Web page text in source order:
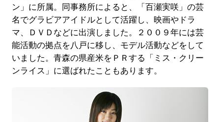
ン」に所属。同事務所によると、「百瀬実咲」の芸
名でグラビアアイドルとして活躍し、映画やドラ
マ、ＤＶＤなどに出演しました。２００９年には芸
能活動の拠点を八戸に移し、モデル活動などをして
いました。青森の県産米をＰＲする「ミス・クリー
ンライス」に選ばれたこともあります。